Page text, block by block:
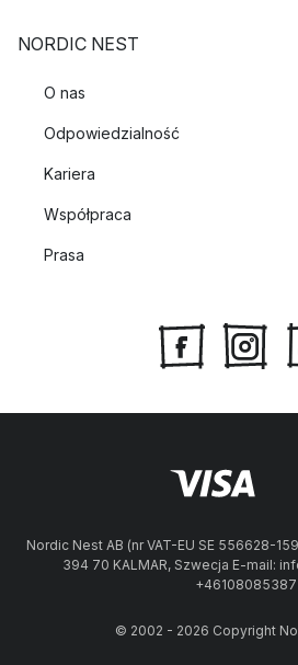
NORDIC NEST
O nas
Odpowiedzialność
Kariera
Współpraca
Prasa
Nordic Nest AB (nr VAT-EU SE 556628-
394 70 KALMAR, Szwecja E-mail:
+46108085387
© 2002 - 2026 Copyright